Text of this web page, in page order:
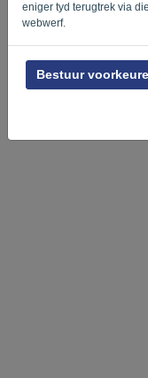
eniger tyd terugtrek via
webwerf.
Bestuur voorkeure
Privaatheidsbeleid-